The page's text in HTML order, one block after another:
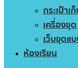
กระเป๋า
เครื่องขุด
เว็บขุดแ
ห้องเรียน